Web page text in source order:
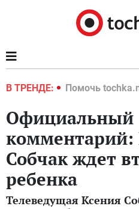
В ТРЕНДЕ:
2022 Помочь
Официальный
комментарий:
Собчак ждет
ребенка
Телеведущая Ксения